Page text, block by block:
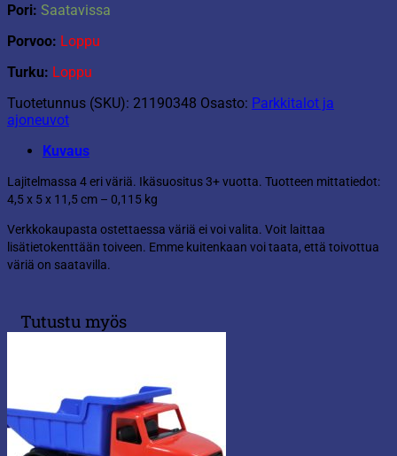
Pori: Saatavissa
Porvoo: Loppu
Turku: Loppu
Tuotetunnus (SKU): 21190348 Osasto: Parkkitalot ja
ajoneuvot
Kuvaus
Lajitelmassa 4 eri väriä. Ikäsuositus 3+ vuotta. Tuotteen mittatiedot:
4,5 x 5 x 11,5 cm – 0,115 kg
Verkkokaupasta ostettaessa väriä ei voi valita. Voit laittaa
lisätietokenttään toiveen. Emme kuitenkaan voi taata, että toivottua
väriä on saatavilla.
Tutustu myös